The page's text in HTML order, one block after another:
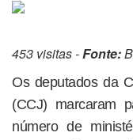
453 visitas -Fonte:
Os deputados da
(CCJ) marcaram
número de